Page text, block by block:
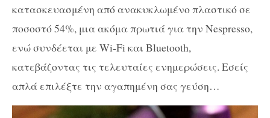
κατασκευασμένη από ανακυκλωμένο πλαστικό σε
ποσοστό 54%, μια ακόμα πρωτιά για την Nespresso,
ενώ συνδέεται με Wi-Fi και Bluetooth,
κατεβάζοντας τις τελευταίες ενημερώσεις. Εσείς
απλά επιλέξτε την αγαπημένη σας γεύση…